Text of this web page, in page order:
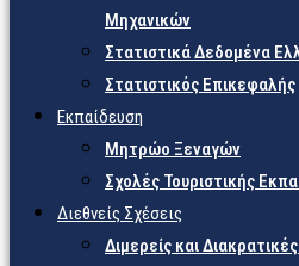
Μηχανικών
Στατιστικά Δεδομένα
Στατιστικός Επικεφαλής
Εκπαίδευση
Μητρώο Ξεναγών
Σχολές Τουριστικής
Διεθνείς Σχέσεις
Διμερείς και